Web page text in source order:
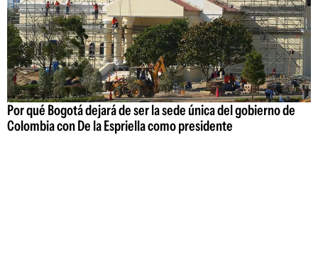
Por qué Bogotá dejará de ser la sede única del gobierno de
Colombia con De la Espriella como presidente